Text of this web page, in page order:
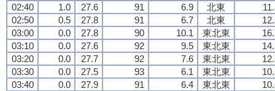
02:40
1.0 27.6 91 6.9 北東
02:50
0.5 27.8 91 6.7 北東
03:00
0.0 27.8 90 10.1 東北東
03:10
0.0 27.6 92 9.5 東北東
03:20
0.0 27.7 92 7.6 東北東
03:30
0.0 27.5 93 6.1 東北東
03:40
0.0 27.9 91 6.4 東北東